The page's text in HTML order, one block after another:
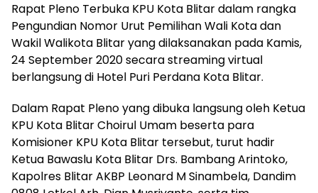
Rapat Pleno Terbuka KPU Kota Blitar dalam rangka
Pengundian Nomor Urut Pemilihan Wali Kota dan
Wakil Walikota Blitar yang dilaksanakan pada Kamis,
24 September 2020 secara streaming virtual
berlangsung di Hotel Puri Perdana Kota Blitar.
Dalam Rapat Pleno yang dibuka langsung oleh Ketua
KPU Kota Blitar Choirul Umam beserta para
Komisioner KPU Kota Blitar tersebut, turut hadir
Ketua Bawaslu Kota Blitar Drs. Bambang Arintoko,
Kapolres Blitar AKBP Leonard M Sinambela, Dandim